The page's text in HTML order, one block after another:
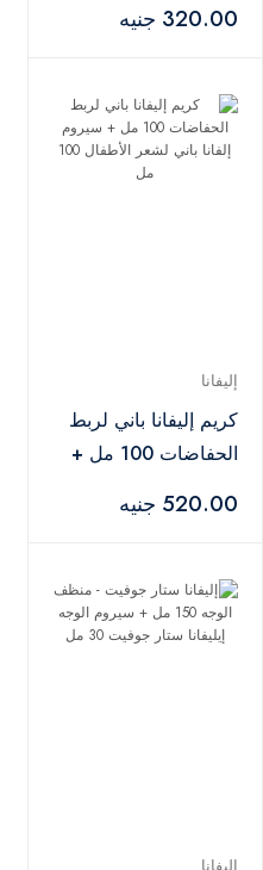
320.00 جنيه
إليفانا
كريم إليفانا باني لربط
الحفاضات 100 مل +
الأطفال 100 مل
520.00 جنيه